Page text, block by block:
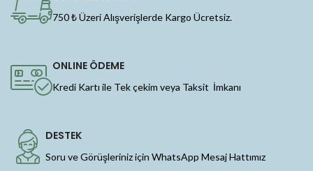
750 ₺ Üzeri Alışverişlerde Kargo Ücretsiz.
ONLINE ÖDEME
Kredi Kartı ile Tek çekim veya Taksit İmkanı
DESTEK
Soru ve Görüşleriniz için WhatsApp Mesaj Hattımız